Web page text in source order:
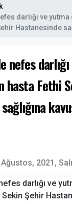
darlığı ve
Hastanesinde
nefes
hasta Fethi
2021,